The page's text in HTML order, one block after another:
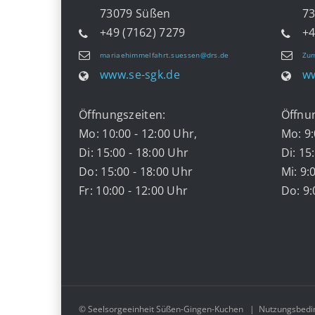
73079 Süßen
+49 (7162) 7279
mariaehimmelfahrt.suessen@drs.de
www.se-sgk.de
Öffnungszeiten:
Mo: 10:00 - 12:00 Uhr,
Di: 15:00 - 18:00 Uhr
Do: 15:00 - 18:00 Uhr
Fr: 10:00 - 12:00 Uhr
Mo:
Di:
Mi:
Do:
© Seelsorgeeinheit Süßen-Gingen-Kuchen |